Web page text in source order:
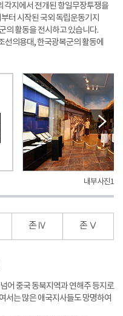
각지에서 전개된 항일무장투쟁을
터 시작된 국외 독립운동기지
의 활동을 전시하고 있습니다.
선의용대, 한국광복군의 활동에
내부사진1
존 Ⅳ 존 Ⅴ
어 중국 동북지역과 연해주 등지로
서는 많은 애국지사들도 망명하여